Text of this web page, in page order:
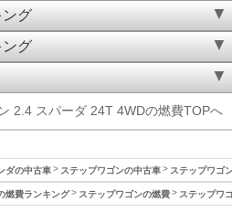
グ
グ
2.4 スパーダ 24T 4WDの燃費TOPへ
ダの中古車 ステップワゴンの中古車 ステップワゴ
燃費ランキング ステップワゴンの燃費 ステップワ